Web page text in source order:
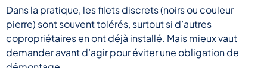
Dans la pratique, les filets discrets (noirs ou couleur
pierre) sont souvent tolérés, surtout si d’autres
copropriétaires en ont déjà installé. Mais mieux vaut
demander avant d’agir pour éviter une obligation de